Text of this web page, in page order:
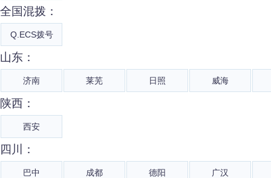
全国混拨：
Q.ECS拨号
山东：
济南 莱芜 日照 威海
陕西：
西安
四川：
巴中 成都 德阳 广汉